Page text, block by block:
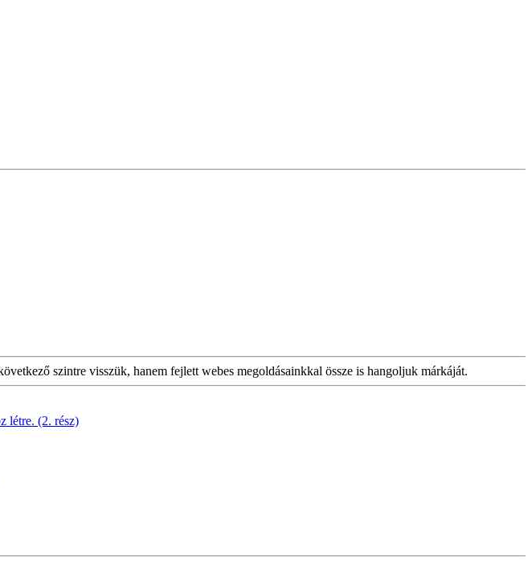
szintre visszük, hanem fejlett webes megoldásainkkal össze is hangoljuk márkáját.
létre. (2. rész)